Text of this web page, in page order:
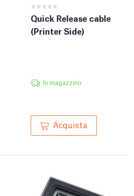
Quick Release cable
(Printer Side)
In magazzino
Acquista